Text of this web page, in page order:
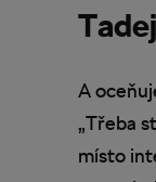
A
„Třeba
místo